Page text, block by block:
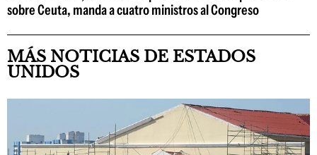
sobre Ceuta, manda a cuatro ministros al Congreso
MÁS NOTICIAS DE ESTADOS
UNIDOS